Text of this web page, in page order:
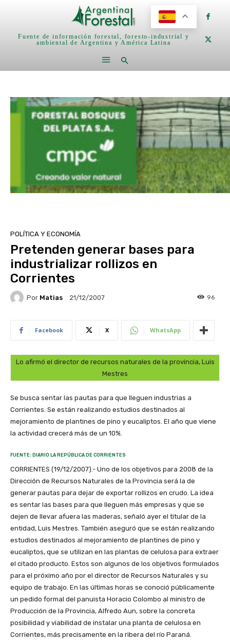
Fuente de información forestal, foresto-industrial y
ambiental de Argentina y América Latina
POLÍTICA Y ECONOMÍA
Pretenden generar bases para
industrializar rollizos en
Corrientes
Por Matias 21/12/2007 96
Facebook X WhatsApp
Lo afirmó el director de recursos naturales de la provincia, Luis
Mestres
Se busca sentar las pautas para que lleguen industrias a
Corrientes. Se están realizando estudios destinados al
mejoramiento de plantines de pino y eucaliptos. El año que viene
la actividad crecerá más de un 10%.
FUENTE: DIARIO LA REPÚBLICA DE CORRIENTES
CORRIENTES (19/12/2007).- Uno de los objetivos para 2008 de la
Dirección de Recursos Naturales de la Provincia será la de
generar pautas para dejar de exportar rollizos en crudo. La idea
es sentar las bases para que lleguen más empresas y que se
dejen de llevar afuera las maderas, señaló ayer el titular de la
entidad, Luis Mestres. También aseguró que se están realizando
estudios destinados al mejoramiento de plantines de pino y
eucaliptos, que se utilizan en las plantas de celulosa para extraer
el citado producto. Estos son algunos de los objetivos formulados
para el próximo año por el director de Recursos Naturales y su
equipo de trabajo. En las últimas horas se conoció públicamente
un pedido formal del panuista Horacio Colombo al ministro de
Producción de la Provincia, Alfredo Aun, sobre la concreta
posibilidad y viabilidad de instalar una planta de celulosa en
Corrientes, más precisamente en la ribera del río Paraná.